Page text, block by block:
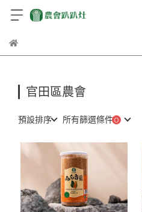
官田區農會
預設排序 所有篩選條件